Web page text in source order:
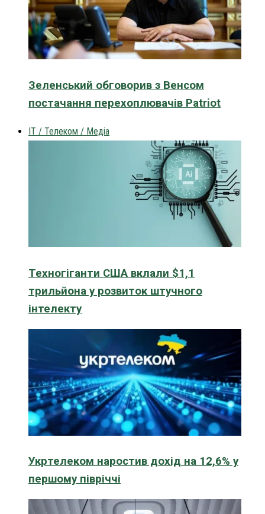
Зеленський обговорив з Венсом
постачання перехоплювачів Patriot
IT / Телеком / Медіа
Техногіганти США вклали $1,1
трильйона у розвиток штучного
інтелекту
Укртелеком наростив дохід на 12,6% у
першому півріччі